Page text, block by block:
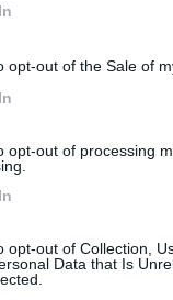
opt-out of the Sale of
opt-out of processing
opt-out of Collection,
Data that Is